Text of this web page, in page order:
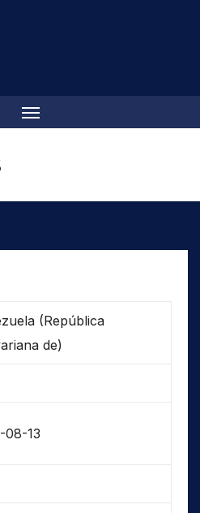
(República
de)
08-13